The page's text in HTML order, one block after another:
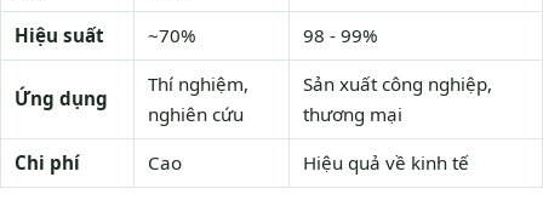
Hiệu suất ~70% 98 - 99%
Ứng dụng
Thí nghiệm,
nghiên cứu
Sản xuất công nghiệp,
thương mại
Chi phí
Cao Hiệu quả về kinh tế